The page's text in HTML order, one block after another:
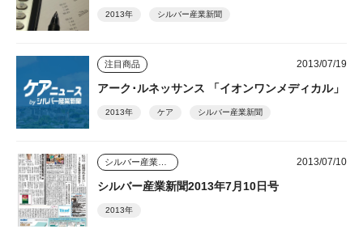
2013年 シルバー産業新聞
注目商品 2013/07/19
アーク･ルネッサンス 「イオンワンメディカル」
2013年 ケア シルバー産業新聞
2013/07/10
シルバー産業新聞2013年7月10日号
2013年